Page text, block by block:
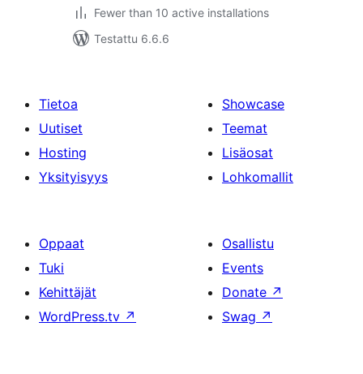
Fewer than 10 active installations
Testattu 6.6.6
Tietoa
Uutiset
Hosting
Yksityisyys
Showcase
Teemat
Lisäosat
Lohkomallit
Oppaat
Tuki
Kehittäjät
WordPress.tv ↗
Osallistu
Events
Donate ↗
Swag ↗